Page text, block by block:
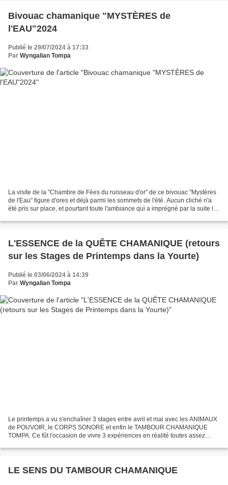
Bivouac chamanique "MYSTÈRES de
l'EAU"2024
Publié le 29/07/2024 à 17:33
Par Wyngalian Tompa
La visite de la "Chambre de Fées du ruisseau d'or" de ce bivouac "Mystères
de l'Eau" figure d'ores et déjà parmi les sommets de l'été. Aucun cliché n'a
été pris sur place, et pourtant toute l'ambiance qui a imprégné par la suite le
L'ESSENCE de la QUÊTE CHAMANIQUE (retours
sur les Stages de Printemps dans la Yourte)
Publié le 03/06/2024 à 14:39
Par Wyngalian Tompa
Le printemps a vu s'enchaîner 3 stages entre avril et mai avec les ANIMAUX
de POUVOIR, le CORPS SONORE et enfin le TAMBOUR CHAMANIQUE
TOMPA. Ce fût l'occasion de vivre 3 expériences en réalité toutes assez
LE SENS DU TAMBOUR CHAMANIQUE